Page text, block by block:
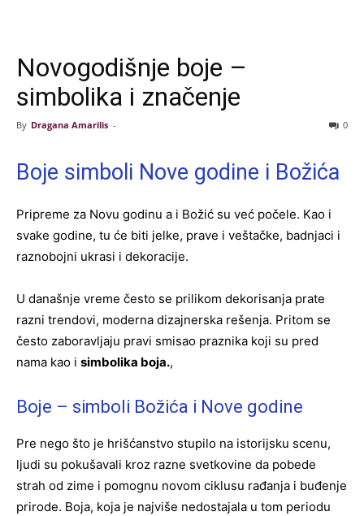
Novogodišnje boje –
simbolika i značenje
By Dragana Amarilis - 0
Boje simboli Nove godine i Božića
Pripreme za Novu godinu a i Božić su već počele. Kao i
svake godine, tu će biti jelke, prave i veštačke, badnjaci i
raznobojni ukrasi i dekoracije.
U današnje vreme često se prilikom dekorisanja prate
razni trendovi, moderna dizajnerska rešenja. Pritom se
često zaboravljaju pravi smisao praznika koji su pred
nama kao i simbolika boja.,
Boje – simboli Božića i Nove godine
Pre nego što je hrišćanstvo stupilo na istorijsku scenu,
ljudi su pokušavali kroz razne svetkovine da pobede
strah od zime i pomognu novom ciklusu rađanja i buđenje
prirode. Boja, koja je najviše nedostajala u tom periodu